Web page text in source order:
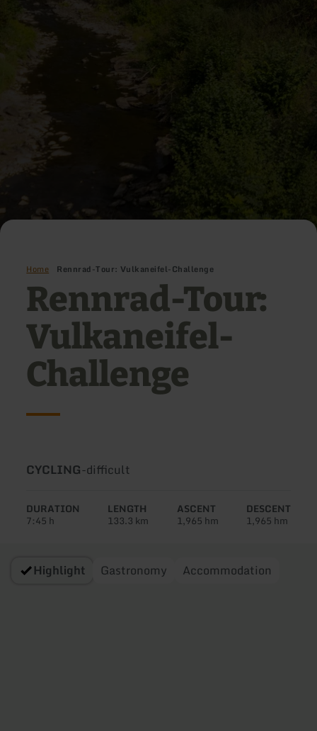
Home Rennrad-Tour: Vulkaneifel-Challenge
Rennrad-Tour:
Vulkaneifel-
Challenge
Type
tour:
CYCLING-Difficulty:
difficult
DURATION
7:45 h
LENGTH
133.3 km
ASCENT
1,965 hm
DESCENT
1,965 hm
Highlight Gastronomy Accommodation